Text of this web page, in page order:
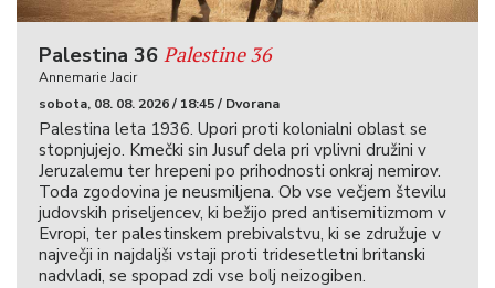
Palestina 36 Palestine 36
Annemarie Jacir
sobota, 08. 08. 2026 / 18:45 / Dvorana
Palestina leta 1936. Upori proti kolonialni oblast se
stopnjujejo. Kmečki sin Jusuf dela pri vplivni družini v
Jeruzalemu ter hrepeni po prihodnosti onkraj nemirov.
Toda zgodovina je neusmiljena. Ob vse večjem številu
judovskih priseljencev, ki bežijo pred antisemitizmom v
Evropi, ter palestinskem prebivalstvu, ki se združuje v
največji in najdaljši vstaji proti tridesetletni britanski
nadvladi, se spopad zdi vse bolj neizogiben.